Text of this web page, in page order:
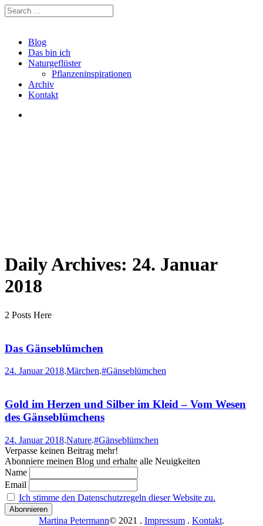
Blog
Das bin ich
Naturgeflüster
Pflanzeninspirationen
Archiv
Kontakt
Daily Archives: 24. Januar
2018
2 Posts Here
Das Gänseblümchen
24. Januar 2018.Märchen.#Gänseblümchen
Gold im Herzen und Silber im Kleid – Vom Wesen
des Gänseblümchens
24. Januar 2018.Nature.#Gänseblümchen
Verpasse keinen Beitrag mehr!
Abonniere meinen Blog und erhalte alle Neuigkeiten
Name
Email
Ich stimme den Datenschutzregeln dieser Website zu.
Martina Petermann© 2021 . Impressum . Kontakt.